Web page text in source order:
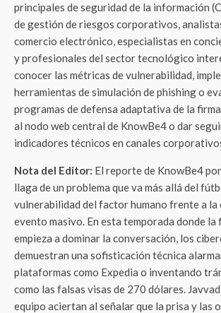
principales de seguridad de la información
de gestión de riesgos corporativos,
comercio electrónico, especialistas en
y profesionales del sector tecnológico
conocer las métricas de vulnerabilidad,
herramientas de simulación de phishing o
programas de defensa adaptativa de la
al nodo web central de KnowBe4 o dar
indicadores técnicos en canales
Nota del Editor: El reporte de KnowBe4
llaga de un problema que va más allá del
vulnerabilidad del factor humano frente a la
evento masivo. En esta temporada donde la
empieza a dominar la conversación, los
demuestran una sofisticación técnica
plataformas como Expedia o inventando
como las falsas visas de 270 dólares.
equipo aciertan al señalar que la prisa y las